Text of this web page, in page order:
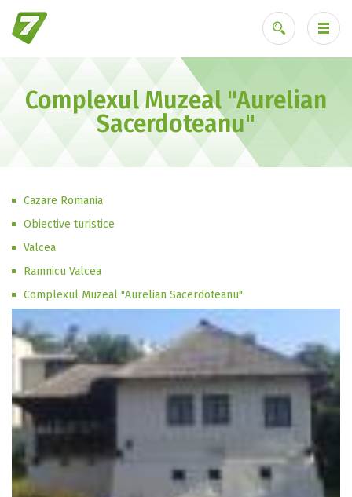
Ai uitat parola?
Complexul Muzeal "Aurelian
Sacerdoteanu"
Cazare Romania
Obiective turistice
Valcea
Ramnicu Valcea
Complexul Muzeal "Aurelian Sacerdoteanu"